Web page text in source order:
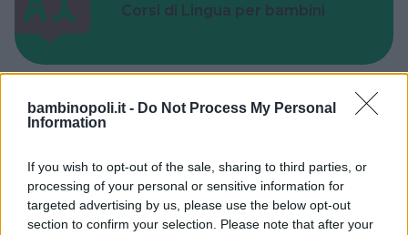
bambinopoli.it - Do Not Process My Personal
Information
If you wish to opt-out of the sale, sharing to third parties, or
processing of your personal or sensitive information for
targeted advertising by us, please use the below opt-out
section to confirm your selection. Please note that after your
Corsi di Lingua per bambini